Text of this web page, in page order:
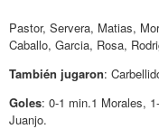
Pastor, Servera, Matias,
Caballo, Garcia, Rosa,
También jugaron:
Goles: 0-1 min.1 Morales,
Juanjo.